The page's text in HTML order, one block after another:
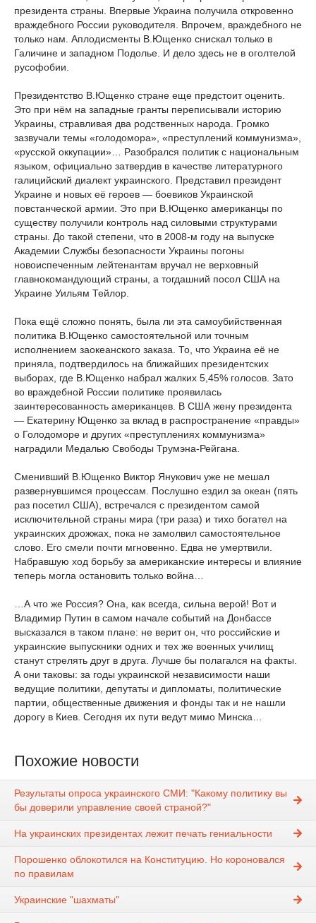
президента страны. Впервые Украина получила откровенно
враждебного России руководителя. Впрочем, враждебного не
только нам. Аплодисменты В.Ющенко снискал только в
Галичине и западном Подолье. И дело здесь не в оголтелой
русофобии.
Президентство В.Ющенко стране еще предстоит оценить.
Это при нём на западные гранты переписывали историю
Украины, стравливая два родственных народа. Громко
зазвучали темы «голодомора», «преступлений коммунизма»,
«русской оккупации»… Разобрался политик с национальным
языком, официально затвердив в качестве литературного
галицийский диалект украинского. Представил президент
Украине и новых её героев — боевиков Украинской
повстанческой армии. Это при В.Ющенко американцы по
существу получили контроль над силовыми структурами
страны. До такой степени, что в 2008-м году на выпуске
Академии Службы безопасности Украины погоны
новоиспеченным лейтенантам вручал не верховный
главнокомандующий страны, а тогдашний посол США на
Украине Уильям Тейлор.
Пока ещё сложно понять, была ли эта самоубийственная
политика В.Ющенко самостоятельной или точным
исполнением заокеанского заказа. То, что Украина её не
приняла, подтвердилось на ближайших президентских
выборах, где В.Ющенко набрал жалких 5,45% голосов. Зато
во враждебной России политике проявилась
заинтересованность американцев. В США жену президента
— Екатерину Ющенко за вклад в распространение «правды»
о Голодоморе и других «преступлениях коммунизма»
наградили Медалью Свободы Трумэна-Рейгана.
Сменивший В.Ющенко Виктор Янукович уже не мешал
развернувшимся процессам. Послушно ездил за океан (пять
раз посетил США), встречался с президентом самой
исключительной страны мира (три раза) и тихо богател на
украинских дрожжах, пока не замолвил самостоятельное
слово. Его смели почти мгновенно. Едва не умертвили.
Набравшую ход борьбу за американские интересы и влияние
теперь могла остановить только война…
…А что же Россия? Она, как всегда, сильна верой! Вот и
Владимир Путин в самом начале событий на Донбассе
высказался в таком плане: не верит он, что российские и
украинские выпускники одних и тех же военных училищ
станут стрелять друг в друга. Лучше бы полагался на факты.
А они таковы: за годы украинской независимости наши
ведущие политики, депутаты и дипломаты, политические
партии, общественные движения и фонды так и не нашли
дорогу в Киев. Сегодня их пути ведут мимо Минска…
Похожие новости
Результаты опроса украинского СМИ: "Какому политику вы
бы доверили управление своей страной?"
На украинских президентах лежит печать гениальности
Порошенко облокотился на Конституцию. Но короновался
по правилам
Украинские "шахматы"